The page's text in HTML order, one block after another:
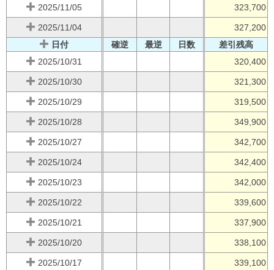
2025/11/05 323,700
2025/11/04
327,200
日付
確逆 最逆 日数
差引残高
2025/10/31
320,400
2025/10/30 321,300
2025/10/29 319,500
2025/10/28 349,900
2025/10/27 342,700
2025/10/24 342,400
2025/10/23 342,000
2025/10/22 339,600
2025/10/21 337,900
2025/10/20 338,100
2025/10/17 339,100